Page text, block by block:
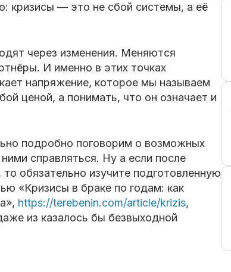
кризисы — это не сбой системы, а её
через изменения. Меняются
И именно в этих точках
напряжение, которое мы называем
ценой, а понимать, что он означает и
подробно поговорим о возможных
справляться. Ну а если после
обязательно изучите подготовленную
«Кризисы в браке по годам: как
https://terebenin.com/article/krizis,
из казалось бы безвыходной